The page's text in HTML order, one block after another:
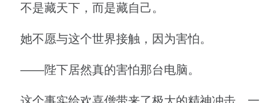
不是藏天下，而是藏自己。
她不愿与这个世界接触，因为害怕。
——陛下居然真的害怕那台电脑。